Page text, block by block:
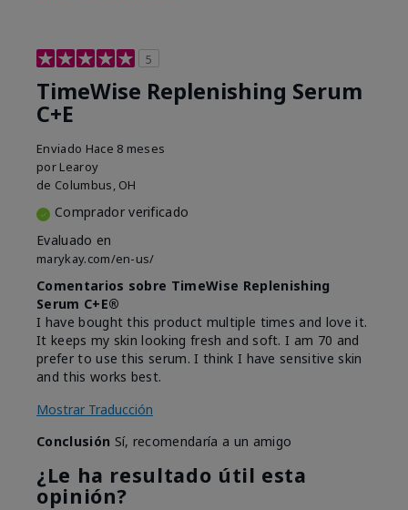
5
TimeWise Replenishing Serum
C+E
Enviado Hace 8 meses
por Learoy
de Columbus, OH
Comprador verificado
Evaluado en
marykay.com/en-us/
Comentarios sobre TimeWise Replenishing
Serum C+E®
I have bought this product multiple times and love it.
It keeps my skin looking fresh and soft. I am 70 and
prefer to use this serum. I think I have sensitive skin
and this works best.
Mostrar Traducción
Conclusión Sí, recomendaría a un amigo
¿Le ha resultado útil esta
opinión?